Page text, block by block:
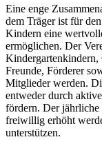
Eine enge
dem Träger ist für
Kindern eine
ermöglichen. Der
Kindergartenkindern,
Freunde, Förderer
Mitglieder werden.
entweder durch
fördern. Der jährliche
freiwillig erhöht
unterstützen.